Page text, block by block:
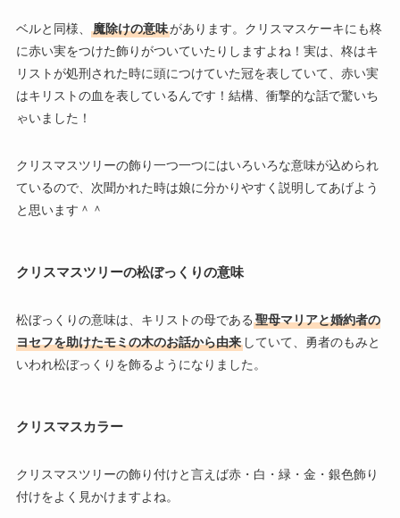
ベルと同様、 魔除けの意味があります。クリスマスケーキにも柊
に赤い実をつけた飾りがついていたりしますよね！実は、柊はキ
リストが処刑された時に頭につけていた冠を表していて、赤い実
はキリストの血を表しているんです！結構、衝撃的な話で驚いち
ゃいました！
クリスマスツリーの飾り一つ一つにはいろいろな意味が込められ
ているので、次聞かれた時は娘に分かりやすく説明してあげよう
と思います＾＾
クリスマスツリーの松ぼっくりの意味
松ぼっくりの意味は、キリストの母である 聖母マリアと婚約者の
ヨセフを助けたモミの木のお話から由来していて、勇者のもみと
いわれ松ぼっくりを飾るようになりました。
クリスマスカラー
クリスマスツリーの飾り付けと言えば赤・白・緑・金・銀色飾り
付けをよく見かけますよね。